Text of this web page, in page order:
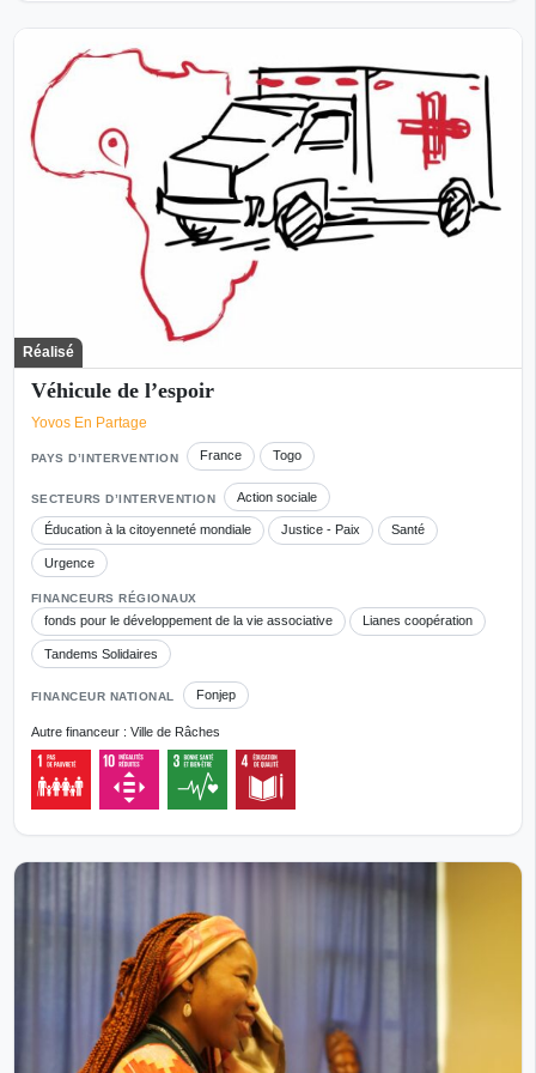
Réalisé
Véhicule de l’espoir
Yovos En Partage
PAYS D’INTERVENTION France Togo
SECTEURS D’INTERVENTION Action sociale
Éducation à la citoyenneté mondiale Justice - Paix Santé
Urgence
FINANCEURS RÉGIONAUX
fonds pour le développement de la vie associative Lianes coopération
Tandems Solidaires
FINANCEUR NATIONAL Fonjep
Autre financeur : Ville de Râches